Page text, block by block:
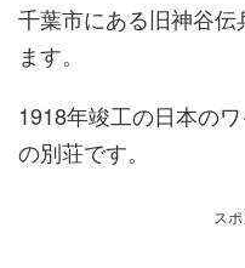
千葉市にある旧神谷
ます。
1918年竣工の日本の
の別荘です。
ス